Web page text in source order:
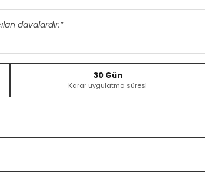
davalardır.”
30 Gün
Karar uygulatma süresi